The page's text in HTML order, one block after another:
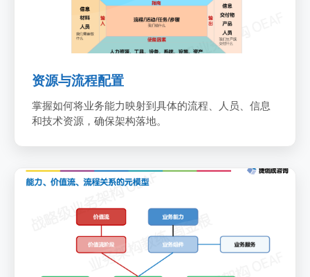
资源与流程配置
掌握如何将业务能力映射到具体的流程、人员、信息
和技术资源，确保架构落地。
能力、价值流、流程关系